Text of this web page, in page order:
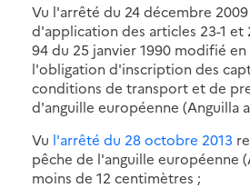
Vu l'arrêté du 24 décembre
d'application des articles 23-1 et
94 du 25 janvier 1990 modifié
l'obligation d'inscription des
conditions de transport et de
d'anguille européenne (Anguilla
Vu l'arrêté du 28 octobre 2013
pêche de l'anguille européenne
moins de 12 centimètres ;